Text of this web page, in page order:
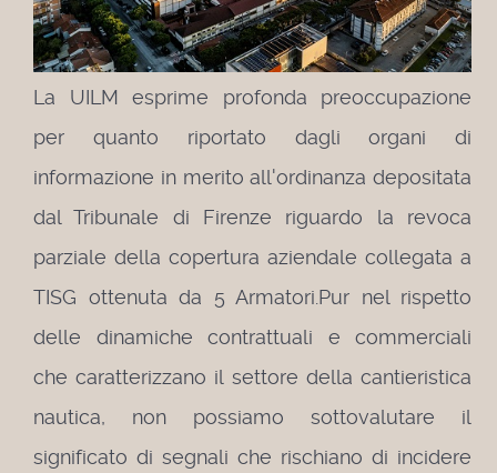
La UILM esprime profonda preoccupazione
per quanto riportato dagli organi di
informazione in merito all'ordinanza depositata
dal Tribunale di Firenze riguardo la revoca
parziale della copertura aziendale collegata a
TISG ottenuta da 5 Armatori. Pur nel rispetto
delle dinamiche contrattuali e commerciali
che caratterizzano il settore della cantieristica
nautica, non possiamo sottovalutare il
significato di segnali che rischiano di incidere